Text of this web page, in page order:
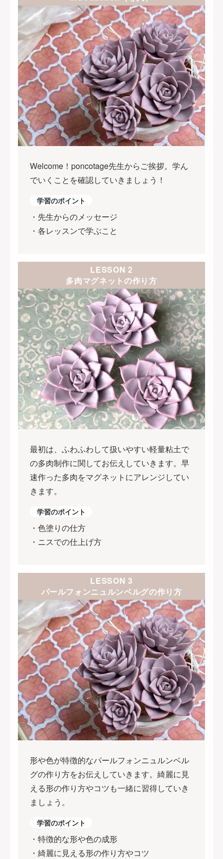
Welcome！poncotage先生からご挨拶。学ん
でいくことを確認していきましょう！
学習のポイント
・先生からのメッセージ
・各レッスンで学ぶこと
LESSON 2
多肉マグネットの作り方
最初は、ふわふわして扱いやすい軽量粘土で
の多肉制作に関してお伝えしていきます。早
速作った多肉をマグネットにアレンジしてい
きます。
学習のポイント
・色塗りの仕方
・ニスでの仕上げ方
LESSON 3
パールフォンニュルンベルグの作り方
形や色が特徴的なパールフォンニュルンベル
グの作り方をお伝えしていきます。綺麗に見
える形の作り方やコツも一緒に習得していき
ましょう。
学習のポイント
・特徴的な形や色の成形
・綺麗に見える形の作り方やコツ